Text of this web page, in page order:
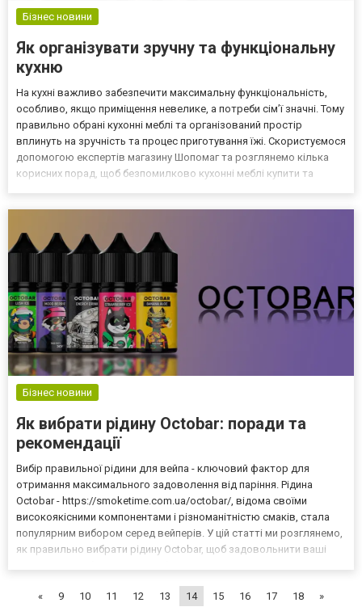
Бізнес новини
Як організувати зручну та функціональну
кухню
На кухні важливо забезпечити максимальну функціональність,
особливо, якщо приміщення невелике, а потреби сім’ї значні. Тому
правильно обрані кухонні меблі та організований простір
вплинуть на зручність та процес приготування їжі. Скористуємося
допомогою експертів магазину Шопомаг та розглянемо кілька
корисних порад, щоб безпомилково кухонні меблі купити та
Бізнес новини
Як вибрати рідину Octobar: поради та
рекомендації
Вибір правильної рідини для вейпа - ключовий фактор для
отримання максимального задоволення від паріння. Рідина
Octobar - https://smoketime.com.ua/octobar/, відома своїми
високоякісними компонентами і різноманітністю смаків, стала
популярним вибором серед вейперів. У цій статті ми розглянемо,
як правильно вибрати рідину Octobar, щоб задовольнити ваші
«
9 10 11 12 13 14 15 16 17 18 »